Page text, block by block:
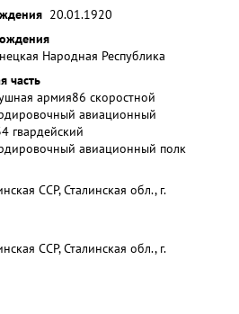
20.01.1920
Народная Республика
часть
армия86 скоростной
авиационный
гвардейский
авиационный полк
ССР, Сталинская обл., г.
ССР, Сталинская обл., г.